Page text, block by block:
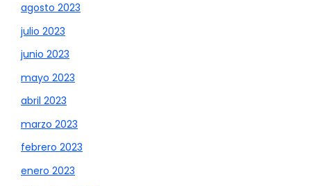
agosto 2023
julio 2023
junio 2023
mayo 2023
abril 2023
marzo 2023
febrero 2023
enero 2023